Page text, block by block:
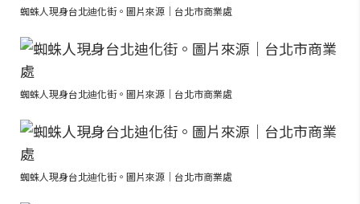
蜘蛛人現身台北迪化街。圖片來源｜台北市商業處
蜘蛛人現身台北迪化街。圖片來源｜台北市商業處
蜘蛛人現身台北迪化街。圖片來源｜台北市商業處